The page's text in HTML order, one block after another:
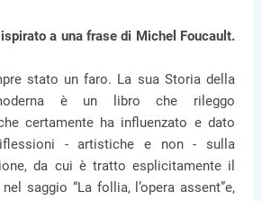
a una frase di Michel Foucault.
stato un faro. La sua Storia della
è un libro che rileggo
certamente ha influenzato e dato
- artistiche e non - sulla
da cui è tratto esplicitamente il
saggio “La follia, l’opera assent”e,